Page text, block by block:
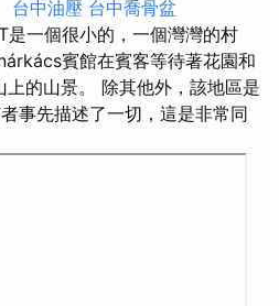
台中油壓 台中喬骨盆
是一個很小的，一個灣灣的村
賓館在賓客等待著花園和
的山景。 除其他外，該地區是
事先描述了一切，這是非常同